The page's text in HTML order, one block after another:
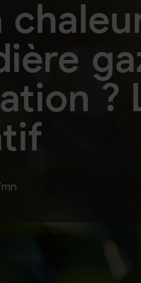
?
mn